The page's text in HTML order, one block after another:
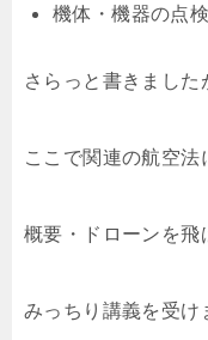
機体・機器の点
さらっと書きました
ここで関連の航空法
概要・ドローンを
みっちり講義を受け